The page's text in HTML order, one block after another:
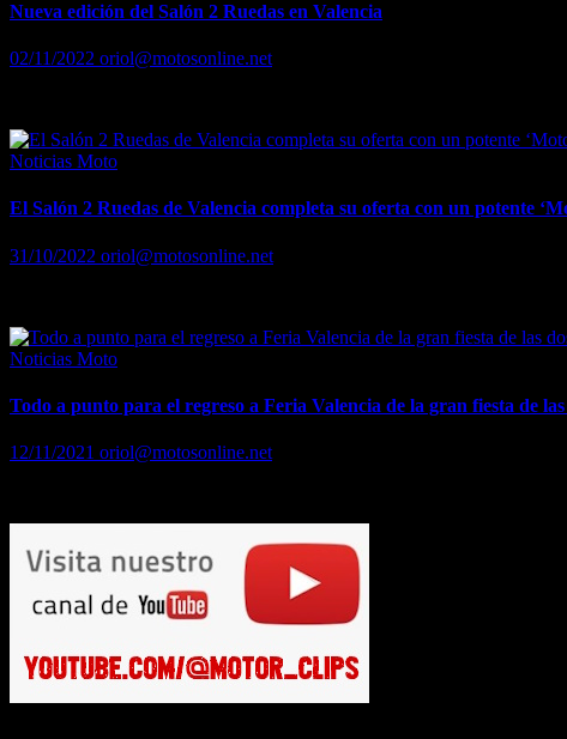
Nueva edición del Salón 2 Ruedas en Valencia
02/11/2022 oriol@motosonline.net
Noticias Moto
El Salón 2 Ruedas de Valencia completa su oferta con un potente
31/10/2022 oriol@motosonline.net
Noticias Moto
Todo a punto para el regreso a Feria Valencia de la gran fiesta de
12/11/2021 oriol@motosonline.net